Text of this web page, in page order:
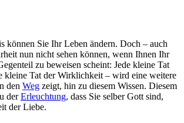
können Sie Ihr Leben ändern. Doch – auch
nun nicht sehen können, wenn Ihnen Ihr
zu beweisen scheint: Jede kleine Tat
kleine Tat der Wirklichkeit – wird eine weitere
den Weg zeigt, hin zu diesem Wissen. Diesem
derErleuchtung, dass Sie selber Gott sind,
der Liebe.